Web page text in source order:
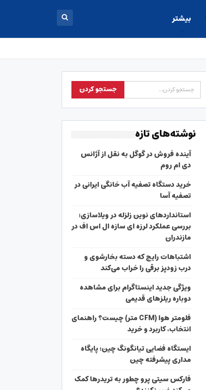
بیشتر
نوشته‌های تازه
آینده فروش در گوگل به نقل از آژانس
دی ام روم
خرید دستگاه تصفیه آب خانگی ایرانی در
تصفیه آسا
استانداردهای نوین زلزله در ویلاسازی؛
بررسی عملکرد لرزه ای سازه ال اس اف در
مازندران
اشتباهات رایج که دسته بخارشوی و
درب زودپز برقی را خراب می‌کند
ویژگی جدید اینستاگرام برای مشاهده
دوباره ریلزهای قدیمی
فلومتر هوا (CFM متر) چیست؟ راهنمای
انتخاب، کاربرد و خرید
ایستگاه فضایی تیانگونگ چین؛ پایگاه
مداری پیشرفته چین
فارکس سیتی پرو چطور به تریدرها کمک